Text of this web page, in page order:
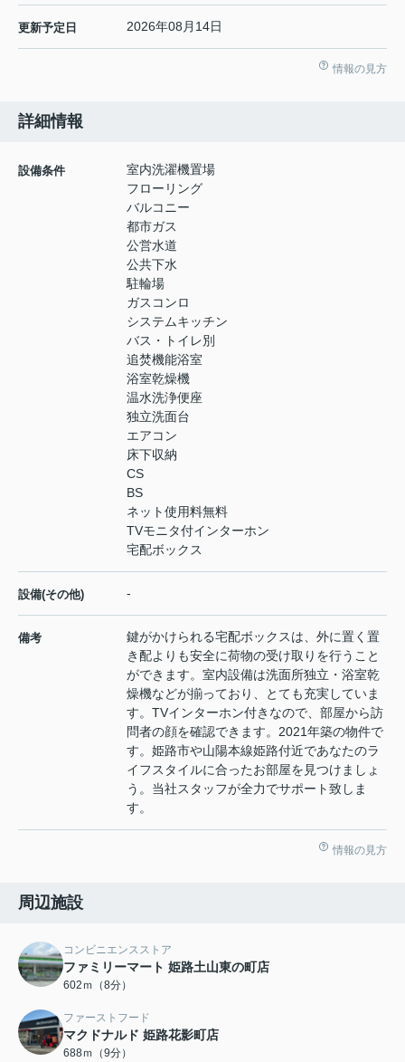
更新予定日 2026年08月14日
情報の見方
詳細情報
設備条件
室内洗濯機置場
フローリング
バルコニー
都市ガス
公営水道
公共下水
駐輪場
ガスコンロ
システムキッチン
バス・トイレ別
追焚機能浴室
浴室乾燥機
温水洗浄便座
独立洗面台
エアコン
床下収納
CS
BS
ネット使用料無料
TVモニタ付インターホン
宅配ボックス
設備(その他) -
備考
鍵がかけられる宅配ボックスは、外に置く置
き配よりも安全に荷物の受け取りを行うこと
ができます。室内設備は洗面所独立・浴室乾
燥機などが揃っており、とても充実していま
す。TVインターホン付きなので、部屋から訪
問者の顔を確認できます。2021年築の物件で
す。姫路市や山陽本線姫路付近であなたのラ
イフスタイルに合ったお部屋を見つけましょ
う。当社スタッフが全力でサポート致しま
す。
情報の見方
周辺施設
コンビニエンスストア
ファミリーマート 姫路土山東の町店
602ｍ（8分）
ファーストフード
マクドナルド 姫路花影町店
688ｍ（9分）